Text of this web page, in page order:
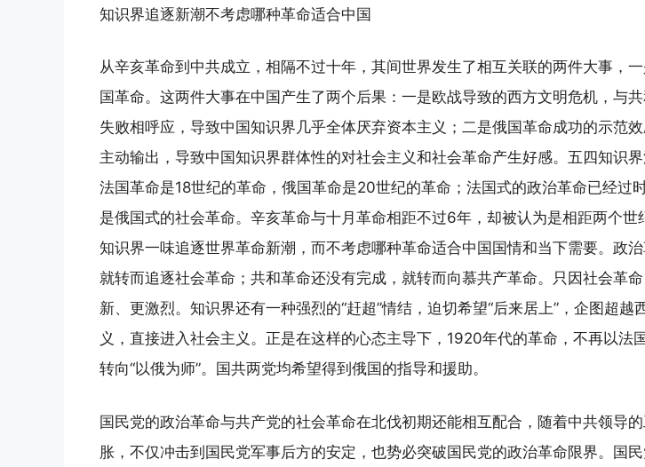
知识界追逐新潮不考虑哪种革命适合中国
从辛亥革命到中共成立，相隔不过十年，其间世界发生了相互关联的两件大事，
国革命。这两件大事在中国产生了两个后果：一是欧战导致的西方文明危机，与
失败相呼应，导致中国知识界几乎全体厌弃资本主义；二是俄国革命成功的示范
主动输出，导致中国知识界群体性的对社会主义和社会革命产生好感。五四知识界
法国革命是18世纪的革命，俄国革命是20世纪的革命；法国式的政治革命已经过
是俄国式的社会革命。辛亥革命与十月革命相距不过6年，却被认为是相距两个世
知识界一味追逐世界革命新潮，而不考虑哪种革命适合中国国情和当下需要。政治
就转而追逐社会革命；共和革命还没有完成，就转而向慕共产革命。只因社会革
新、更激烈。知识界还有一种强烈的“赶超”情结，迫切希望“后来居上”，企图超越
义，直接进入社会主义。正是在这样的心态主导下，1920年代的革命，不再以法
转向“以俄为师”。国共两党均希望得到俄国的指导和援助。
国民党的政治革命与共产党的社会革命在北伐初期还能相互配合，随着中共领导
胀，不仅冲击到国民党军事后方的安定，也势必突破国民党的政治革命限界。国